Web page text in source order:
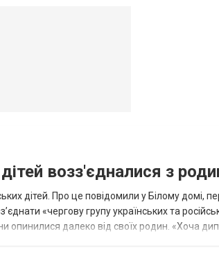
возз'єдналися з
дітей. Про це повідомили у Білому домі,
«чергову групу українських та
опинилися далеко від своїх родин. «Хоча